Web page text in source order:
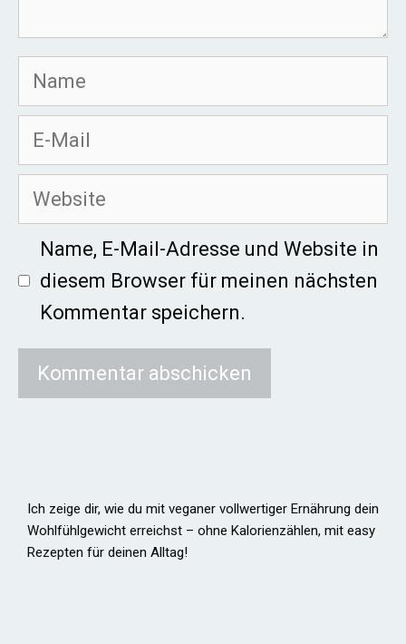
Name
E-
Mail
Website
Name, E-Mail-Adresse und Website in
diesem Browser für meinen nächsten
Kommentar speichern.
Ich zeige dir, wie du mit veganer vollwertiger Ernährung dein
Wohlfühlgewicht erreichst – ohne Kalorienzählen, mit easy
Rezepten für deinen Alltag!